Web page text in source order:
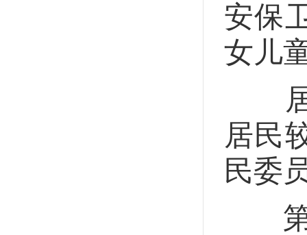
安保
女儿
居
居民
民委
第